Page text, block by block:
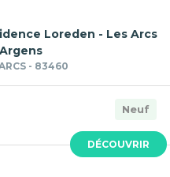
DÉCOUVRIR
Loreden - Les Arcs
- 83460
Neuf